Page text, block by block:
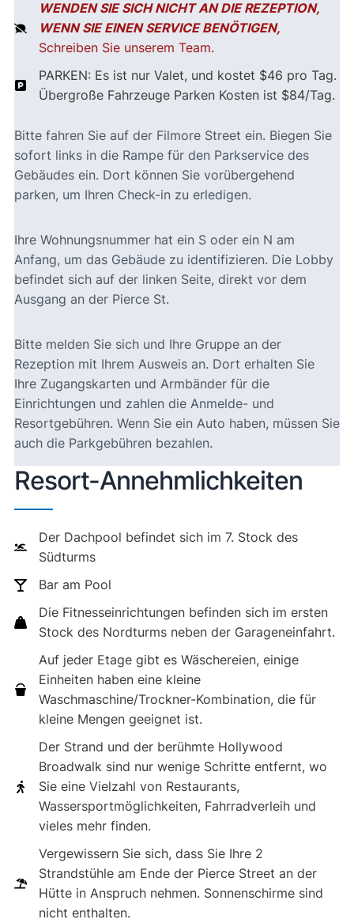
WENDEN SIE SICH NICHT AN DIE REZEPTION,
WENN SIE EINEN SERVICE BENÖTIGEN,
Schreiben Sie unserem Team.
PARKEN: Es ist nur Valet, und kostet $46 pro Tag.
Übergroße Fahrzeuge Parken Kosten ist $84/Tag.
Bitte fahren Sie auf der Filmore Street ein. Biegen Sie
sofort links in die Rampe für den Parkservice des
Gebäudes ein. Dort können Sie vorübergehend
parken, um Ihren Check-in zu erledigen.
Ihre Wohnungsnummer hat ein S oder ein N am
Anfang, um das Gebäude zu identifizieren. Die Lobby
befindet sich auf der linken Seite, direkt vor dem
Ausgang an der Pierce St.
Bitte melden Sie sich und Ihre Gruppe an der
Rezeption mit Ihrem Ausweis an. Dort erhalten Sie
Ihre Zugangskarten und Armbänder für die
Einrichtungen und zahlen die Anmelde- und
Resortgebühren. Wenn Sie ein Auto haben, müssen Sie
auch die Parkgebühren bezahlen.
Resort-Annehmlichkeiten
Der Dachpool befindet sich im 7. Stock des
Südturms
Bar am Pool
Die Fitnesseinrichtungen befinden sich im ersten
Stock des Nordturms neben der Garageneinfahrt.
Auf jeder Etage gibt es Wäschereien, einige
Einheiten haben eine kleine
Waschmaschine/Trockner-Kombination, die für
kleine Mengen geeignet ist.
Der Strand und der berühmte Hollywood
Broadwalk sind nur wenige Schritte entfernt, wo
Sie eine Vielzahl von Restaurants,
Wassersportmöglichkeiten, Fahrradverleih und
vieles mehr finden.
Vergewissern Sie sich, dass Sie Ihre 2
Strandstühle am Ende der Pierce Street an der
Hütte in Anspruch nehmen. Sonnenschirme sind
nicht enthalten.